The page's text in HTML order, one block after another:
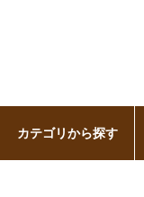
カテゴリから探す